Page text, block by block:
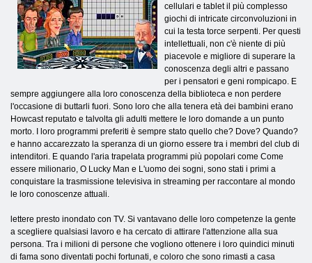
cellulari e tablet il più complesso
giochi di intricate circonvoluzioni in
cui la testa torce serpenti. Per questi
intellettuali, non c'è niente di più
piacevole e migliore di superare la
conoscenza degli altri e passano
per i pensatori e geni rompicapo. E
sempre aggiungere alla loro conoscenza della biblioteca e non perdere
l'occasione di buttarli fuori. Sono loro che alla tenera età dei bambini erano
Howcast reputato e talvolta gli adulti mettere le loro domande a un punto
morto. I loro programmi preferiti è sempre stato quello che? Dove? Quando?
e hanno accarezzato la speranza di un giorno essere tra i membri del club di
intenditori. E quando l'aria trapelata programmi più popolari come Come
essere milionario, O Lucky Man e L'uomo dei sogni, sono stati i primi a
conquistare la trasmissione televisiva in streaming per raccontare al mondo
le loro conoscenze attuali.
lettere presto inondato con TV. Si vantavano delle loro competenze la gente
a scegliere qualsiasi lavoro e ha cercato di attirare l'attenzione alla sua
persona. Tra i milioni di persone che vogliono ottenere i loro quindici minuti
di fama sono diventati pochi fortunati, e coloro che sono rimasti a casa